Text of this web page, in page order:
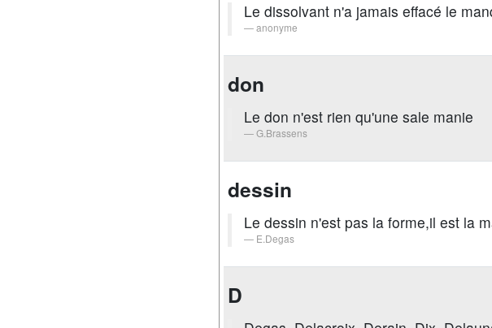
Le dissolvant n'a jamais effacé le
anonyme
don
Le don n'est rien qu'une sale manie
G.Brassens
dessin
Le dessin n'est pas la forme,il est la
E.Degas
D